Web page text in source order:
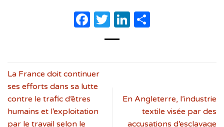
Facebook
TwitterLinkedIn
La France doit continuer
ses efforts dans sa lutte
contre le trafic d’êtres
humains et l’exploitation
par le travail selon le
En Angleterre, l’industrie
textile visée par des
accusations d’esclavage